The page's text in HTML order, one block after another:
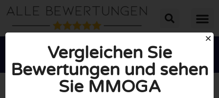
Vergleichen Sie
Bewertungen und sehen
Sie MMOGA